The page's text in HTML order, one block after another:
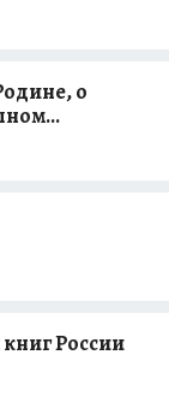
о
России